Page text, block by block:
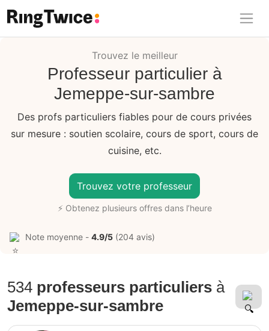
Ring Twice
Trouvez le meilleur
Professeur particulier à
Jemeppe-sur-sambre
Des profs particuliers fiables pour de cours privées
sur mesure : soutien scolaire, cours de sport, cours de
cuisine, etc.
Trouvez votre professeur
⚡ Obtenez plusieurs offres dans l’heure
Note moyenne - 4.9/5 (204 avis)
534 professeurs particuliers à
Jemeppe-sur-sambre